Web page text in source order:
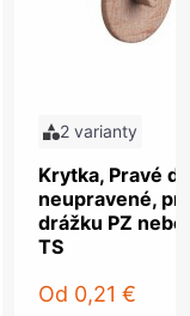
2 varianty
Krytka, Pravé
neupravené,
drážku PZ
TS
Od 0,21 €